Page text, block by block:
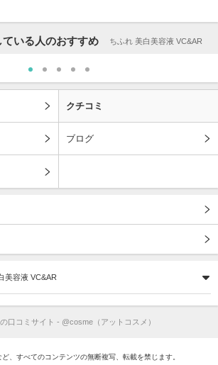
いる人のおすすめ ちふれ 美白美容液 VC&AR
クチコミ
ブログ
美容液 VC&AR
の口コミサイト - @cosme（アットコスメ）
、すべてのコンテンツの無断複写、転載を禁じます。